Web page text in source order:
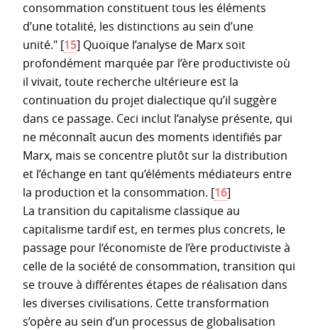
consommation constituent tous les éléments
d’une totalité, les distinctions au sein d’une
unité." [15] Quoique l’analyse de Marx soit
profondément marquée par l’ère productiviste où
il vivait, toute recherche ultérieure est la
continuation du projet dialectique qu’il suggère
dans ce passage. Ceci inclut l’analyse présente, qui
ne méconnaît aucun des moments identifiés par
Marx, mais se concentre plutôt sur la distribution
et l’échange en tant qu’éléments médiateurs entre
la production et la consommation. [16]
La transition du capitalisme classique au
capitalisme tardif est, en termes plus concrets, le
passage pour l’économiste de l’ère productiviste à
celle de la société de consommation, transition qui
se trouve à différentes étapes de réalisation dans
les diverses civilisations. Cette transformation
s’opère au sein d’un processus de globalisation